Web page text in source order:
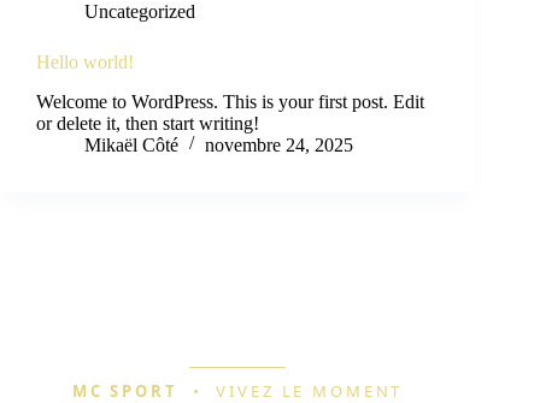
Uncategorized
Hello world!
Welcome to WordPress. This is your first post. Edit
or delete it, then start writing!
Mikaël Côté
novembre 24, 2025
MC SPORT • VIVEZ LE MOMENT